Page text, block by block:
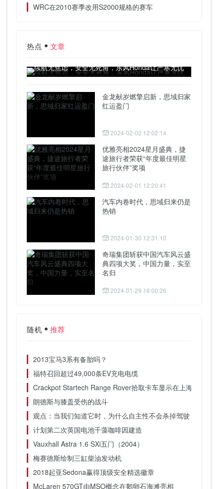
WRC在2010赛季改用S2000规格的赛车
热点 文章
续航无焦虑，安全无死角，东风Honda让严寒无忧
金龙献岁燃擎启新，思域归家
红运盈门
2024-02-02 12:02:14
优雅亮相2024星月盛典，捷
途旅行者荣获“年度最佳明星
旅行伙伴”奖项
2024-02-01 12:20:41
汽车内卷时代，思域归来仍是
热销
2024-01-30 12:31:10
奇瑞集团斩获中国汽车风云盛
典四项大奖，中国力量，实至
名归
2024-01-29 16:00:26
随机 推荐
2013宝马3系有备胎吗？
福特召回超过49,000条EV充电电缆
Crackpot Startech Range Rover拾取卡车显示在上海
朗德斯与膝盖受伤的战斗
观点：当我们知道它时，为什么自主性不会杀掉驾驶
计划第二次英国电池千藻咖啡因建造
Vauxhall Astra 1.6 SXi五门（2004）
梅赛德斯绘制三缸柴油发动机
2018起亚Sedona赢得顶级安全精选徽章
McLaren 570GT由MSO概念在鹅卵石海滩亮相